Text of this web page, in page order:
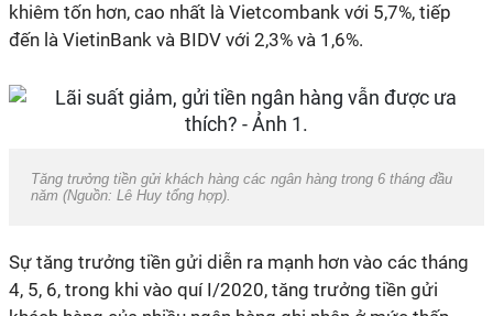
khiêm tốn hơn, cao nhất là Vietcombank với 5,7%, tiếp
đến là VietinBank và BIDV với 2,3% và 1,6%.
Tăng trưởng tiền gửi khách hàng các ngân hàng trong 6 tháng đầu
năm (Nguồn: Lê Huy tổng hợp).
Sự tăng trưởng tiền gửi diễn ra mạnh hơn vào các tháng
4, 5, 6, trong khi vào quí I/2020, tăng trưởng tiền gửi